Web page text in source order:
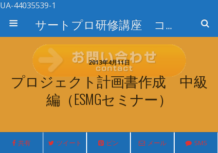
UA-44035539-1
サートプロ研修講座 コース検索
2013年4月11日
プロジェクト計画書作成 中級
編（ESMGセミナー）
共有 ツイート ピン メール SMS